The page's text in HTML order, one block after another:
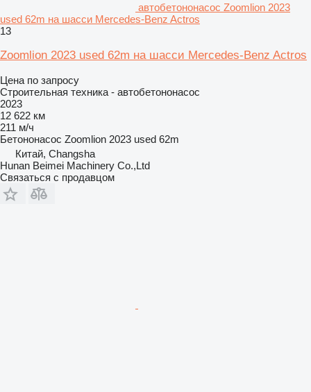
автобетононасос Zoomlion 2023
used 62m на шасси Mercedes-Benz Actros
13
Zoomlion 2023 used 62m на шасси Mercedes-Benz Actros
Цена по запросу
Строительная техника - автобетононасос
2023
12 622 км
211 м/ч
Бетононасос Zoomlion 2023 used 62m
Китай, Changsha
Hunan Beimei Machinery Co.,Ltd
Связаться с продавцом